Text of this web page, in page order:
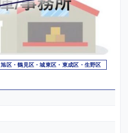
区・鶴見区・城東区・東成区・生野区